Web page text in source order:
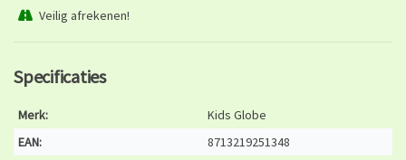
Veilig afrekenen!
Specificaties
Merk:
Kids Globe
EAN:
8713219251348